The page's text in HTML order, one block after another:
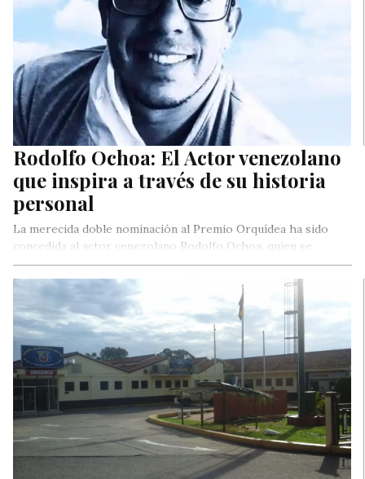
Rodolfo Ochoa: El Actor venezolano
que inspira a través de su historia
personal
La merecida doble nominación al Premio Orquídea ha sido
concedida al actor venezolano Rodolfo Ochoa, quien se
mantiene en contacto…